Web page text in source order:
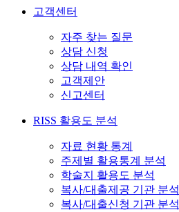
고객센터
자주 찾는 질문
상담 신청
상담 내역 확인
고객제안
신고센터
RISS 활용도 분석
자료 현황 통계
주제별 활용통계 분석
학술지 활용도 분석
복사/대출제공 기관 분석
복사/대출신청 기관 분석